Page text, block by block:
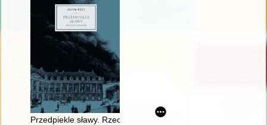
Przedpiekle sławy. Rzecz o Chopinie